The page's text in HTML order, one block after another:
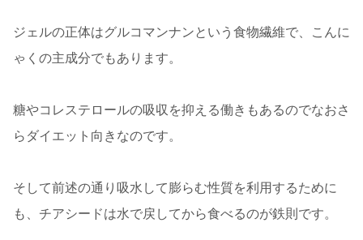
ジェルの正体はグルコマンナンという食物繊維で、こんに
ゃくの主成分でもあります。
糖やコレステロールの吸収を抑える働きもあるのでなおさ
らダイエット向きなのです。
そして前述の通り吸水して膨らむ性質を利用するために
も、チアシードは水で戻してから食べるのが鉄則です。